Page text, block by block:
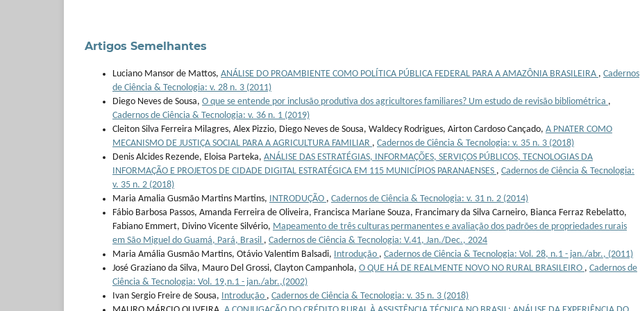
Artigos Semelhantes
Luciano Mansor de Mattos, ANÁLISE DO PROAMBIENTE COMO POLÍTICA PÚBLICA FEDERAL PARA A AMAZÔNIA BRASILEIRA , Cadernos
de Ciência & Tecnologia: v. 28 n. 3 (2011)
Diego Neves de Sousa, O que se entende por inclusão produtiva dos agricultores familiares? Um estudo de revisão bibliométrica ,
Cadernos de Ciência & Tecnologia: v. 36 n. 1 (2019)
Cleiton Silva Ferreira Milagres, Alex Pizzio, Diego Neves de Sousa, Waldecy Rodrigues, Airton Cardoso Cançado, A PNATER COMO
MECANISMO DE JUSTIÇA SOCIAL PARA A AGRICULTURA FAMILIAR , Cadernos de Ciência & Tecnologia: v. 35 n. 3 (2018)
Denis Alcides Rezende, Eloisa Parteka, ANÁLISE DAS ESTRATÉGIAS, INFORMAÇÕES, SERVIÇOS PÚBLICOS, TECNOLOGIAS DA
INFORMAÇÃO E PROJETOS DE CIDADE DIGITAL ESTRATÉGICA EM 115 MUNICÍPIOS PARANAENSES , Cadernos de Ciência & Tecnologia:
v. 35 n. 2 (2018)
Maria Amalia Gusmão Martins Martins, INTRODUÇÃO , Cadernos de Ciência & Tecnologia: v. 31 n. 2 (2014)
Fábio Barbosa Passos, Amanda Ferreira de Oliveira, Francisca Mariane Souza, Francimary da Silva Carneiro, Bianca Ferraz Rebelatto,
Fabiano Emmert, Divino Vicente Silvério, Mapeamento de três culturas permanentes e avaliação dos padrões de propriedades rurais
em São Miguel do Guamá, Pará, Brasil , Cadernos de Ciência & Tecnologia: V.41, Jan./Dec., 2024
Maria Amália Gusmão Martins, Otávio Valentim Balsadi, Introdução , Cadernos de Ciência & Tecnologia: Vol. 28, n.1 - jan./abr., (2011)
José Graziano da Silva, Mauro Del Grossi, Clayton Campanhola, O QUE HÁ DE REALMENTE NOVO NO RURAL BRASILEIRO , Cadernos de
Ciência & Tecnologia: Vol. 19,n.1 - jan./abr.,(2002)
Ivan Sergio Freire de Sousa, Introdução , Cadernos de Ciência & Tecnologia: v. 35 n. 3 (2018)